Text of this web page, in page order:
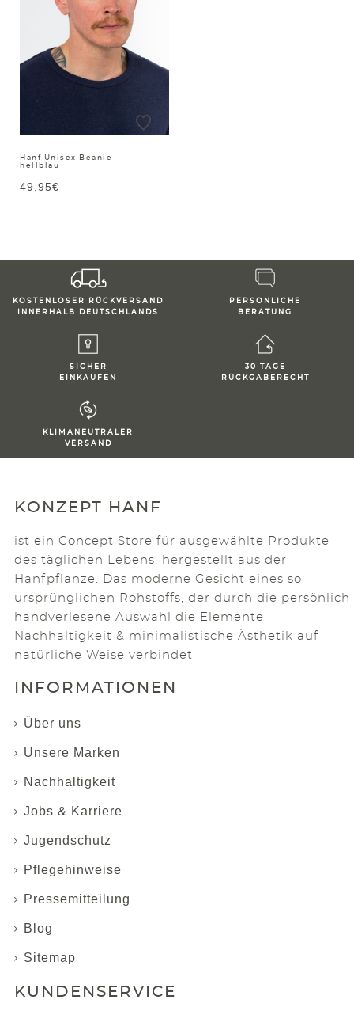
Hanf Unisex Beanie
hellblau
49,95€
KOSTENLOSER RÜCKVERSAND
INNERHALB DEUTSCHLANDS
PERSONLICHE
BERATUNG
SICHER
EINKAUFEN
30 TAGE
RÜCKGABERECHT
KLIMANEUTRALER
VERSAND
KONZEPT HANF
ist ein Concept Store für ausgewählte Produkte
des täglichen Lebens, hergestellt aus der
Hanfpflanze. Das moderne Gesicht eines so
ursprünglichen Rohstoffs, der durch die persönlich
handverlesene Auswahl die Elemente
Nachhaltigkeit & minimalistische Ästhetik auf
natürliche Weise verbindet.
INFORMATIONEN
Über uns
Unsere Marken
Nachhaltigkeit
Jobs & Karriere
Jugendschutz
Pflegehinweise
Pressemitteilung
Blog
Sitemap
KUNDENSERVICE